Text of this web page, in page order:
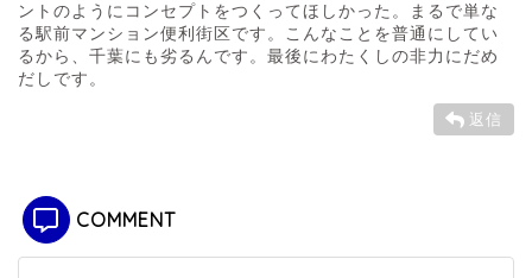
ントのようにコンセプトをつくってほしかった。まるで単な
る駅前マンション便利街区です。こんなことを普通にしてい
るから、千葉にも劣るんです。最後にわたくしの非力にだめ
だしです。
返信
COMMENT